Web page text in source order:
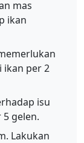
mas
ikan
ikan per 2
isu
gelen.
Lakukan